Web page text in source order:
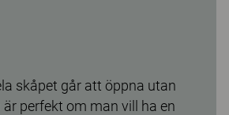
skåpet går att öppna utan
perfekt om man vill ha en